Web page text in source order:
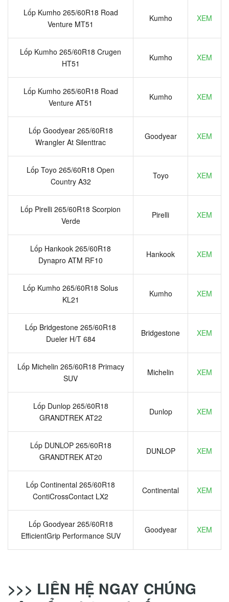
Lốp Kumho 265/60R18 Road
Venture MT51
Kumho XEM
Lốp Kumho 265/60R18 Crugen
HT51
Kumho XEM
Lốp Kumho 265/60R18 Road
Venture AT51
Kumho XEM
Lốp Goodyear 265/60R18
Wrangler At Silenttrac
Goodyear XEM
Lốp Toyo 265/60R18 Open
Country A32
Toyo XEM
Lốp Pirelli 265/60R18 Scorpion
Verde
Pirelli XEM
Lốp Hankook 265/60R18
Dynapro ATM RF10
Hankook XEM
Lốp Kumho 265/60R18 Solus
KL21
Kumho XEM
Lốp Bridgestone 265/60R18
Dueler H/T 684
Bridgestone XEM
Lốp Michelin 265/60R18 Primacy
SUV
Michelin XEM
Lốp Dunlop 265/60R18
GRANDTREK AT22
Dunlop XEM
Lốp DUNLOP 265/60R18
GRANDTREK AT20
DUNLOP XEM
Lốp Continental 265/60R18
ContiCrossContact LX2
Continental XEM
Lốp Goodyear 265/60R18
EfficientGrip Performance SUV
Goodyear XEM
>>> LIÊN HỆ NGAY CHÚNG